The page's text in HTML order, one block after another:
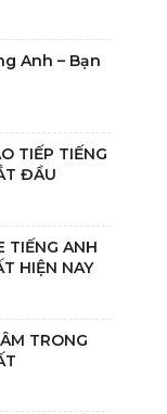
Anh – Bạn
TIẾP TIẾNG
ĐẦU
TIẾNG ANH
HIỆN NAY
TRONG